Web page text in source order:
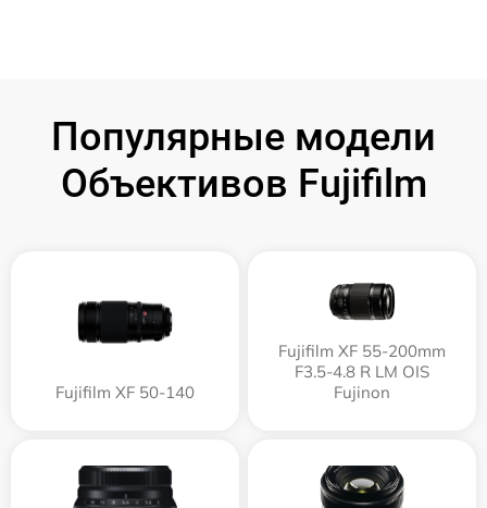
Популярные модели
Объективов Fujifilm
Fujifilm XF 50-140
Fujifilm XF 55-200mm
F3.5-4.8 R LM OIS
Fujinon